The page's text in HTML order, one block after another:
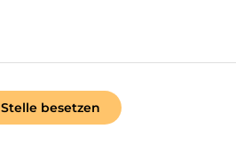
Stelle besetzen